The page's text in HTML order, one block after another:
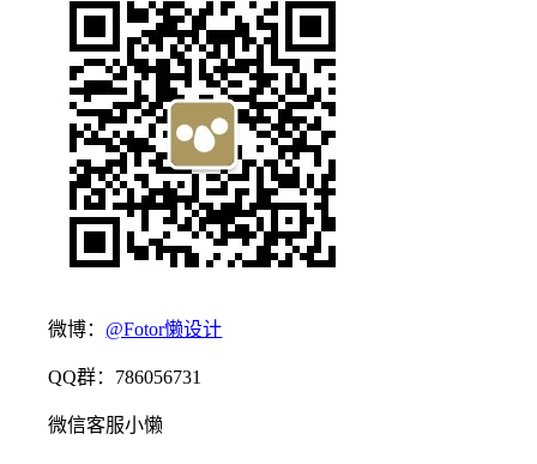
微博： @Fotor懒设计
QQ群：786056731
微信客服小懒